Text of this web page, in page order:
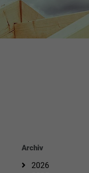
Archiv
2026